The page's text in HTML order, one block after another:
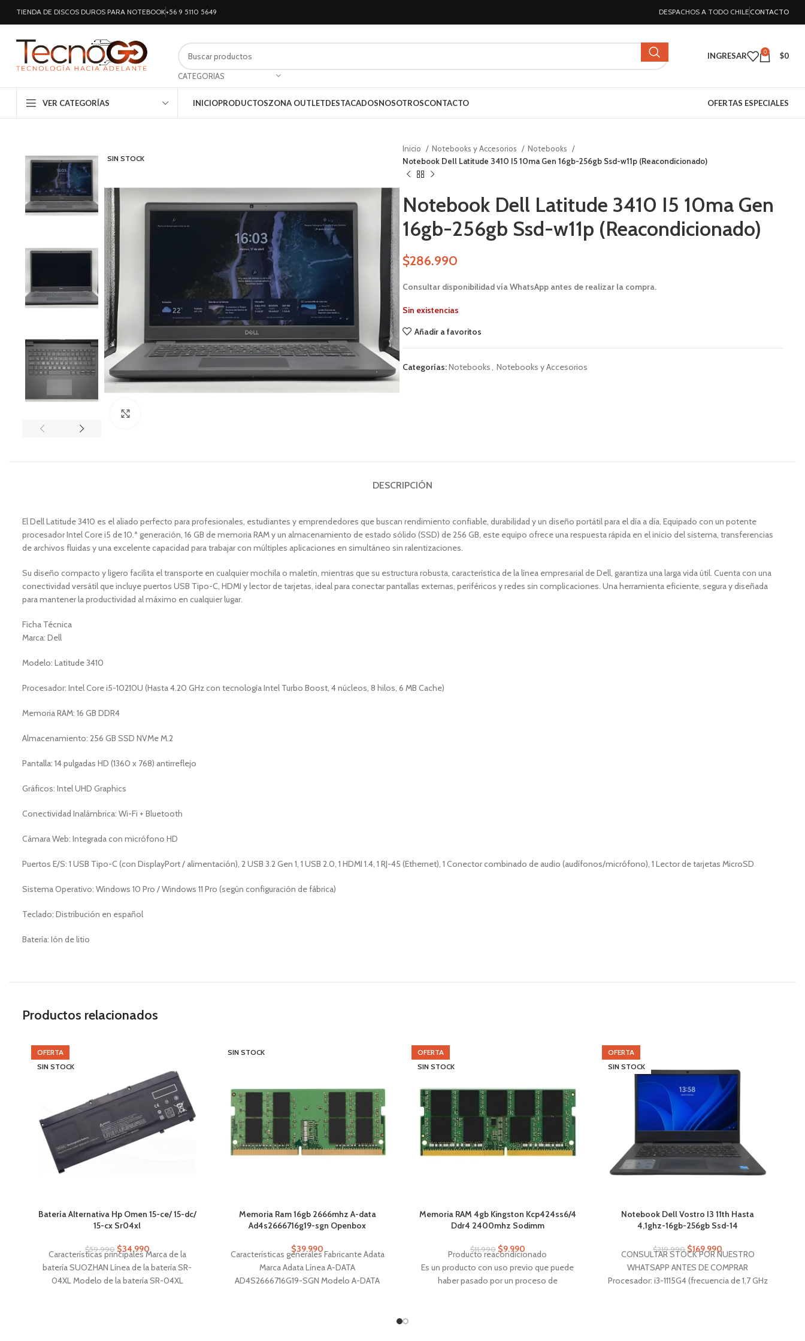
TIENDA DE DISCOS DUROS PARA NOTEBOOK+56 9 5110 5649 DESPACHOS A TODO CHILE CONTACTO
CATEGORIAS
INGRESAR 0 $0
VER CATEGORÍAS INICIOPRODUCTOSZONA OUTLETDESTACADOSNOSOTROSCONTACTO OFERTAS ESPECIALES
SIN STOCK
Inicio Notebooks y Accesorios
Notebooks
Notebook Dell Latitude 3410 I5 10ma Gen 16gb-256gb Ssd-w11p (Reacondicionado)
Notebook Dell Latitude 3410 I5 10ma Gen
16gb-256gb Ssd-w11p (Reacondicionado)
$286.990
Consultar disponibilidad vía WhatsApp antes de realizar la compra.
Sin existencias
Añadir a favoritos
Categorías:Notebooks, Notebooks y Accesorios
DESCRIPCIÓN
El Dell Latitude 3410 es el aliado perfecto para profesionales, estudiantes y emprendedores que buscan rendimiento confiable, durabilidad y un diseño portátil para el día a día. Equipado con un potente
procesador Intel Core i5 de 10.ª generación, 16 GB de memoria RAM y un almacenamiento de estado sólido (SSD) de 256 GB, este equipo ofrece una respuesta rápida en el inicio del sistema, transferencias
de archivos fluidas y una excelente capacidad para trabajar con múltiples aplicaciones en simultáneo sin ralentizaciones.
Su diseño compacto y ligero facilita el transporte en cualquier mochila o maletín, mientras que su estructura robusta, característica de la línea empresarial de Dell, garantiza una larga vida útil. Cuenta con una
conectividad versátil que incluye puertos USB Tipo-C, HDMI y lector de tarjetas, ideal para conectar pantallas externas, periféricos y redes sin complicaciones. Una herramienta eficiente, segura y diseñada
para mantener la productividad al máximo en cualquier lugar.
Ficha Técnica
Marca: Dell
Modelo: Latitude 3410
Procesador: Intel Core i5-10210U (Hasta 4.20 GHz con tecnología Intel Turbo Boost, 4 núcleos, 8 hilos, 6 MB Cache)
Memoria RAM: 16 GB DDR4
Almacenamiento: 256 GB SSD NVMe M.2
Pantalla: 14 pulgadas HD (1360 x 768) antirreflejo
Gráficos: Intel UHD Graphics
Conectividad Inalámbrica: Wi-Fi + Bluetooth
Cámara Web: Integrada con micrófono HD
Puertos E/S: 1 USB Tipo-C (con DisplayPort / alimentación), 2 USB 3.2 Gen 1, 1 USB 2.0, 1 HDMI 1.4, 1 RJ-45 (Ethernet), 1 Conector combinado de audio (audífonos/micrófono), 1 Lector de tarjetas MicroSD
Sistema Operativo: Windows 10 Pro / Windows 11 Pro (según configuración de fábrica)
Teclado: Distribución en español
Batería: Ión de litio
Productos relacionados
OFERTA
SIN STOCK
Batería Alternativa Hp Omen 15-ce/ 15-dc/
15-cx Sr04xl
$59.990 $34.990
Características principales Marca de la
batería SUOZHAN Línea de la batería SR-
04XL Modelo de la batería SR-04XL
SIN STOCK
Memoria Ram 16gb 2666mhz A-data
Ad4s2666716g19-sgn Openbox
$39.990
Características generales Fabricante Adata
Marca Adata Línea A-DATA
AD4S2666716G19-SGN Modelo A-DATA
OFERTA
SIN STOCK
Memoria RAM 4gb Kingston Kcp424ss6/4
Ddr4 2400mhz Sodimm
$11.990 $9.990
Producto reacondicionado
Es un producto con uso previo que puede
haber pasado por un proceso de
OFERTA
SIN STOCK
Notebook Dell Vostro I3 11th Hasta
4,1ghz-16gb-256gb Ssd-14
$219.990 $169.990
CONSULTAR STOCK POR NUESTRO
WHATSAPP ANTES DE COMPRAR
Procesador: i3-1115G4 (frecuencia de 1,7 GHz